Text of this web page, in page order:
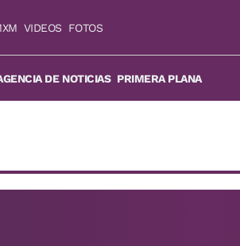
VIDEOS FOTOS
DE NOTICIAS PRIMERA PLANA